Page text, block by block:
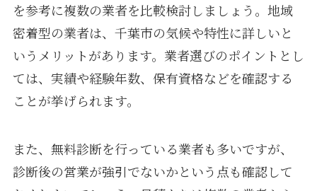
を参考に複数の業者を比較検討しましょう。地域
密着型の業者は、千葉市の気候や特性に詳しいと
いうメリットがあります。業者選びのポイントとし
ては、実績や経験年数、保有資格などを確認する
ことが挙げられます。
また、無料診断を行っている業者も多いですが、
診断後の営業が強引でないかという点も確認して